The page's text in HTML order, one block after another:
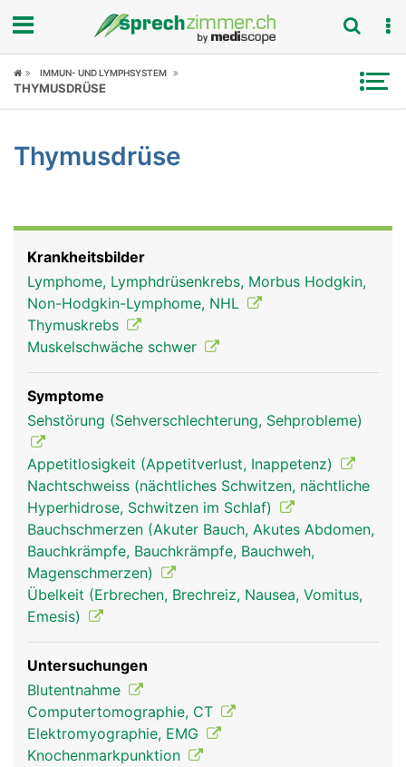
Fokus
Symptome
News
Ratgeber
Rubriken
IMMUN- UND LYMPHSYSTEM
THYMUSDRÜSE
Thymusdrüse
Krankheitsbilder
Lymphome, Lymphdrüsenkrebs, Morbus Hodgkin,
Non-Hodgkin-Lymphome, NHL
Thymuskrebs
Muskelschwäche schwer
Symptome
Sehstörung (Sehverschlechterung, Sehprobleme)
Appetitlosigkeit (Appetitverlust, Inappetenz)
Nachtschweiss (nächtliches Schwitzen, nächtliche
Hyperhidrose, Schwitzen im Schlaf)
Bauchschmerzen (Akuter Bauch, Akutes Abdomen,
Bauchkrämpfe, Bauchkrämpfe, Bauchweh,
Magenschmerzen)
Übelkeit (Erbrechen, Brechreiz, Nausea, Vomitus,
Emesis)
Untersuchungen
Blutentnahme
Computertomographie, CT
Elektromyographie, EMG
Knochenmarkpunktion